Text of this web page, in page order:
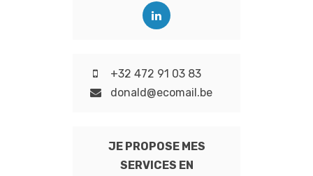
+32 472 91 03 83
donald@ecomail.be
JE PROPOSE MES
SERVICES EN